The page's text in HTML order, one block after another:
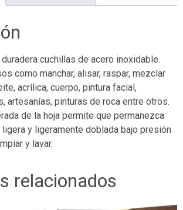
cuchillas de acero inoxidable.
como manchar, alisar, raspar, mezclar
acrílica, cuerpo, pintura facial,
artesanías, pinturas de roca entre otros.
de la hoja permite que permanezca
y ligeramente doblada bajo presión
y lavar.
relacionados